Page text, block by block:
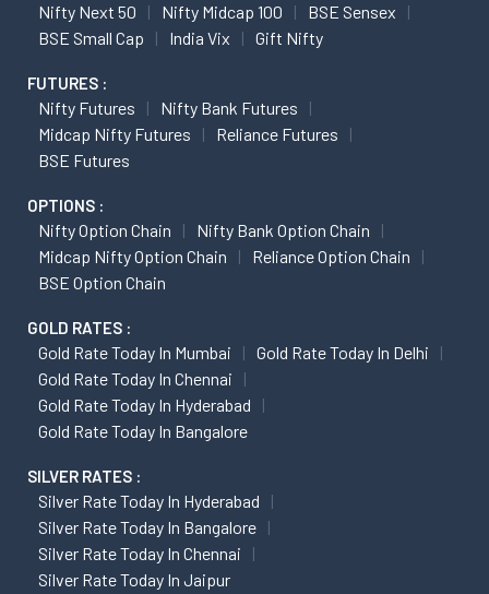
Nifty Next 50
Nifty Midcap 100
BSE Sensex
BSE Small Cap
India Vix Gift Nifty
FUTURES :
Nifty Futures
Nifty Bank Futures
Midcap Nifty Futures
Reliance Futures
BSE Futures
OPTIONS :
Nifty Option Chain
Nifty Bank Option Chain
Midcap Nifty Option Chain
Reliance Option Chain
BSE Option Chain
GOLD RATES :
Gold Rate Today In Mumbai
Gold Rate Today In Delhi
Gold Rate Today In Chennai
Gold Rate Today In Hyderabad
Gold Rate Today In Bangalore
SILVER RATES :
Silver Rate Today In Hyderabad
Silver Rate Today In Bangalore
Silver Rate Today In Chennai
Silver Rate Today In Jaipur